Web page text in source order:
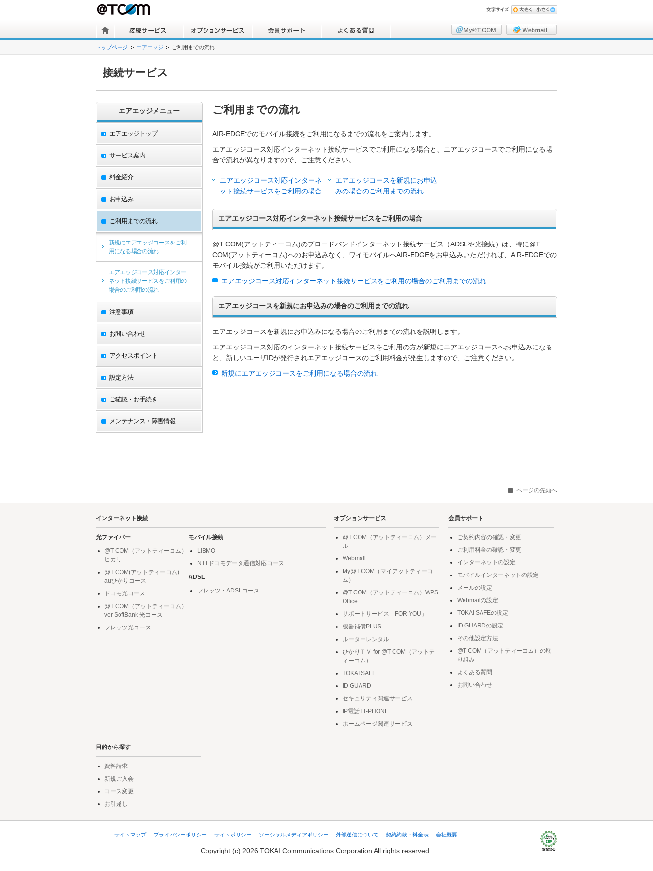
トップページ エアエッジ ご利用までの流れ
接続サービス
エアエッジメニュー
エアエッジトップ
サービス案内
料金紹介
お申込み
ご利用までの流れ
新規にエアエッジコースをご利
用になる場合の流れ
エアエッジコース対応インター
ネット接続サービスをご利用の
場合のご利用の流れ
注意事項
お問い合わせ
アクセスポイント
設定方法
ご確認・お手続き
メンテナンス・障害情報
ご利用までの流れ
AIR-EDGEでのモバイル接続をご利用になるまでの流れをご案内します。
エアエッジコース対応インターネット接続サービスでご利用になる場合と、エアエッジコースでご利用になる場
合で流れが異なりますので、ご注意ください。
エアエッジコース対応インターネ
ット接続サービスをご利用の場合
エアエッジコースを新規にお申込
みの場合のご利用までの流れ
エアエッジコース対応インターネット接続サービスをご利用の場合
@T COM(アットティーコム)のブロードバンドインターネット接続サービス（ADSLや光接続）は、特に@T
COM(アットティーコム)へのお申込みなく、ワイモバイルへAIR-EDGEをお申込みいただければ、AIR-EDGEでの
モバイル接続がご利用いただけます。
エアエッジコース対応インターネット接続サービスをご利用の場合のご利用までの流れ
エアエッジコースを新規にお申込みの場合のご利用までの流れ
エアエッジコースを新規にお申込みになる場合のご利用までの流れを説明します。
エアエッジコース対応のインターネット接続サービスをご利用の方が新規にエアエッジコースへお申込みになる
と、新しいユーザIDが発行されエアエッジコースのご利用料金が発生しますので、ご注意ください。
新規にエアエッジコースをご利用になる場合の流れ
ページの先頭へ
インターネット接続
光ファイバー
@T COM（アットティーコム）
ヒカリ
@T COM(アットティーコム)
auひかりコース
ドコモ光コース
@T COM（アットティーコム）
ver SoftBank 光コース
フレッツ光コース
モバイル接続
LIBMO
NTTドコモデータ通信対応コース
ADSL
フレッツ・ADSLコース
オプションサービス
@T COM（アットティーコム）メー
ル
Webmail
My@T COM（マイアットティーコ
ム）
@T COM（アットティーコム）WPS
Office
サポートサービス「FOR YOU」
機器補償PLUS
ルーターレンタル
ひかりＴＶ for @T COM（アットテ
ィーコム）
TOKAI SAFE
ID GUARD
セキュリティ関連サービス
IP電話TT-PHONE
ホームページ関連サービス
会員サポート
ご契約内容の確認・変更
ご利用料金の確認・変更
インターネットの設定
モバイルインターネットの設定
メールの設定
Webmailの設定
TOKAI SAFEの設定
ID GUARDの設定
その他設定方法
@T COM（アットティーコム）の取
り組み
よくある質問
お問い合わせ
目的から探す
資料請求
新規ご入会
コース変更
お引越し
サイトマップ プライバシーポリシー サイトポリシー ソーシャルメディアポリシー 外部送信について 契約約款・料金表 会社概要
Copyright (c) 2026 TOKAI Communications Corporation All rights reserved.